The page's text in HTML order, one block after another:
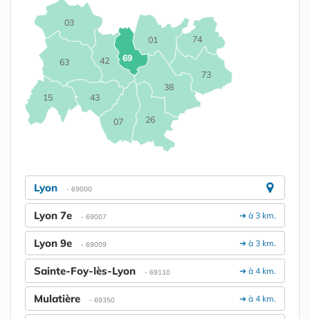
01
03
07
15
26
38
42
43
63
69
73
74
Lyon - 69000
➔ à 3 km.
Lyon 7e - 69007
➔ à 3 km.
Lyon 9e - 69009
➔ à 4 km.
Sainte-Foy-lès-Lyon - 69110
➔ à 4 km.
Mulatière - 69350